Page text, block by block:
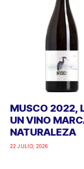
MUSCO 2022,
UN VINO
NATURALEZA
22 JULIO, 2026